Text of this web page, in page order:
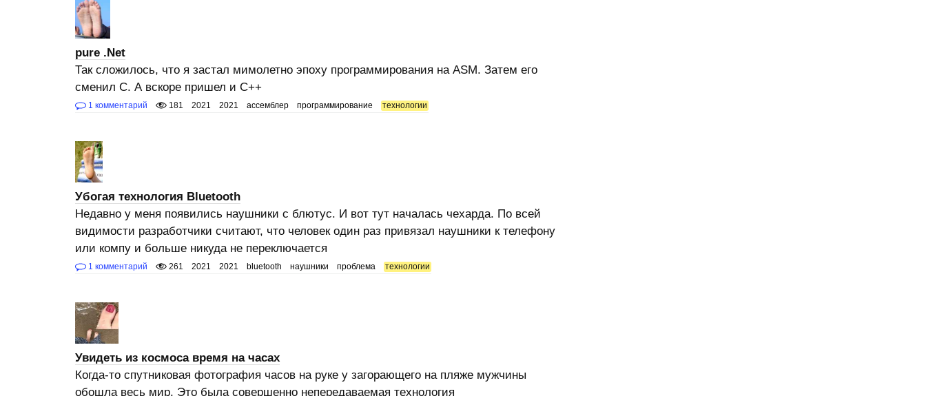
pure .Net
Так сложилось, что я застал мимолетно эпоху программирования на ASM. Затем его
сменил C. А вскоре пришел и C++
1 комментарий 181 2021 2021 ассемблер программирование технологии
Убогая технология Bluetooth
Недавно у меня появились наушники с блютус. И вот тут началась чехарда. По всей
видимости разработчики считают, что человек один раз привязал наушники к телефону
или компу и больше никуда не переключается
1 комментарий 261 2021 2021 bluetooth наушники проблема технологии
Увидеть из космоса время на часах
Когда-то спутниковая фотография часов на руке у загорающего на пляже мужчины
обошла весь мир. Это была совершенно непередаваемая технология